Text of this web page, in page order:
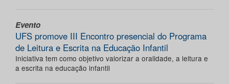
Evento
UFS promove III Encontro presencial do Programa
de Leitura e Escrita na Educação Infantil
Iniciativa tem como objetivo valorizar a oralidade, a leitura e
a escrita na educação infantil